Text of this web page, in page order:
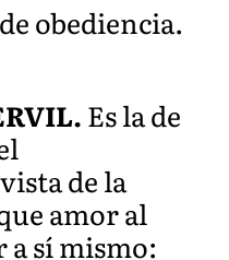
obediencia.
Es la de
de la
amor al
a sí mismo: